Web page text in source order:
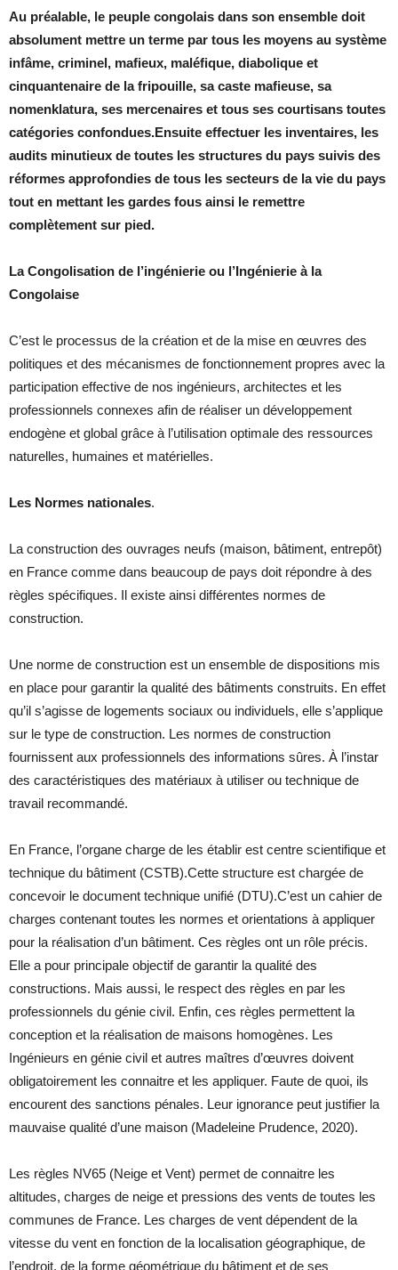
Au préalable, le peuple congolais dans son ensemble doit
absolument mettre un terme par tous les moyens au système
infâme, criminel, mafieux, maléfique, diabolique et
cinquantenaire de la fripouille, sa caste mafieuse, sa
nomenklatura, ses mercenaires et tous ses courtisans toutes
catégories confondues.Ensuite effectuer les inventaires, les
audits minutieux de toutes les structures du pays suivis des
réformes approfondies de tous les secteurs de la vie du pays
tout en mettant les gardes fous ainsi le remettre
complètement sur pied.
La Congolisation de l’ingénierie ou l’Ingénierie à la
Congolaise
C’est le processus de la création et de la mise en œuvres des
politiques et des mécanismes de fonctionnement propres avec la
participation effective de nos ingénieurs, architectes et les
professionnels connexes afin de réaliser un développement
endogène et global grâce à l’utilisation optimale des ressources
naturelles, humaines et matérielles.
Les Normes nationales.
La construction des ouvrages neufs (maison, bâtiment, entrepôt)
en France comme dans beaucoup de pays doit répondre à des
règles spécifiques. Il existe ainsi différentes normes de
construction.
Une norme de construction est un ensemble de dispositions mis
en place pour garantir la qualité des bâtiments construits. En effet
qu’il s’agisse de logements sociaux ou individuels, elle s’applique
sur le type de construction. Les normes de construction
fournissent aux professionnels des informations sûres. À l’instar
des caractéristiques des matériaux à utiliser ou technique de
travail recommandé.
En France, l’organe charge de les établir est centre scientifique et
technique du bâtiment (CSTB).Cette structure est chargée de
concevoir le document technique unifié (DTU).C’est un cahier de
charges contenant toutes les normes et orientations à appliquer
pour la réalisation d’un bâtiment. Ces règles ont un rôle précis.
Elle a pour principale objectif de garantir la qualité des
constructions. Mais aussi, le respect des règles en par les
professionnels du génie civil. Enfin, ces règles permettent la
conception et la réalisation de maisons homogènes. Les
Ingénieurs en génie civil et autres maîtres d’œuvres doivent
obligatoirement les connaitre et les appliquer. Faute de quoi, ils
encourent des sanctions pénales. Leur ignorance peut justifier la
mauvaise qualité d’une maison (Madeleine Prudence, 2020).
Les règles NV65 (Neige et Vent) permet de connaitre les
altitudes, charges de neige et pressions des vents de toutes les
communes de France. Les charges de vent dépendent de la
vitesse du vent en fonction de la localisation géographique, de
l’endroit, de la forme géométrique du bâtiment et de ses